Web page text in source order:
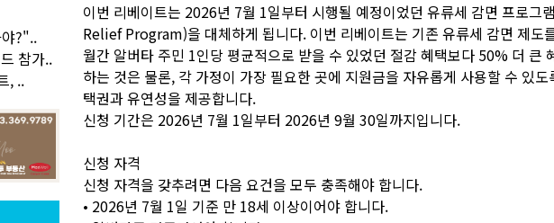
?"..
참가..
, ..
이번 리베이트는 2026년 7월 1일부터 시행될 예정이었던 유류세 감면 프로그
Relief Program)을 대체하게 됩니다. 이번 리베이트는 기존 유류세 감면 제도
월간 알버타 주민 1인당 평균적으로 받을 수 있었던 절감 혜택보다 50% 더 큰
하는 것은 물론, 각 가정이 가장 필요한 곳에 지원금을 자유롭게 사용할 수 있도
택권과 유연성을 제공합니다.
신청 기간은 2026년 7월 1일부터 2026년 9월 30일까지입니다.
신청 자격
신청 자격을 갖추려면 다음 요건을 모두 충족해야 합니다.
• 2026년 7월 1일 기준 만 18세 이상이어야 합니다.